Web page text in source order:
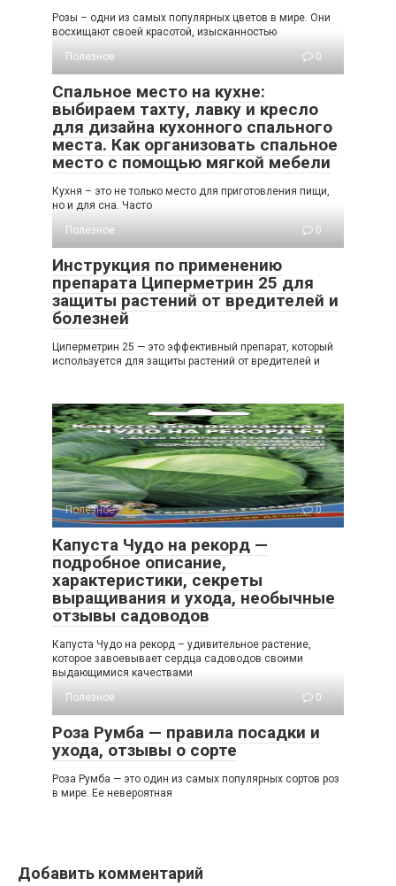
Розы – одни из самых популярных цветов в мире. Они
восхищают своей красотой, изысканностью
Полезное
0
Спальное место на кухне:
выбираем тахту, лавку и кресло
для дизайна кухонного спального
места. Как организовать спальное
место с помощью мягкой мебели
Кухня – это не только место для приготовления пищи,
но и для сна. Часто
Полезное
0
Инструкция по применению
препарата Циперметрин 25 для
защиты растений от вредителей и
болезней
Циперметрин 25 — это эффективный препарат, который
используется для защиты растений от вредителей и
Полезное 0
Капуста Чудо на рекорд —
подробное описание,
характеристики, секреты
выращивания и ухода, необычные
отзывы садоводов
Капуста Чудо на рекорд – удивительное растение,
которое завоевывает сердца садоводов своими
выдающимися качествами
Полезное
0
Роза Румба — правила посадки и
ухода, отзывы о сорте
Роза Румба — это один из самых популярных сортов роз
в мире. Ее невероятная
Добавить комментарий